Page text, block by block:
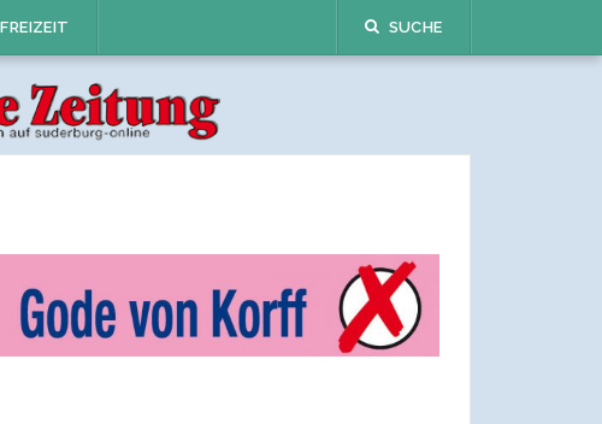
FREIZEIT SUCHE